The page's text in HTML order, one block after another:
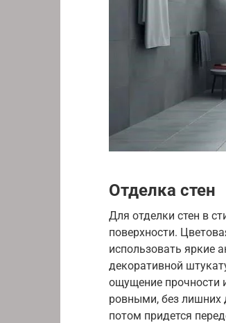
Отделка стен
Для отделки стен в
поверхности.
использовать яркие
декоративной
ощущение прочности
ровными, без лишних
потом придется